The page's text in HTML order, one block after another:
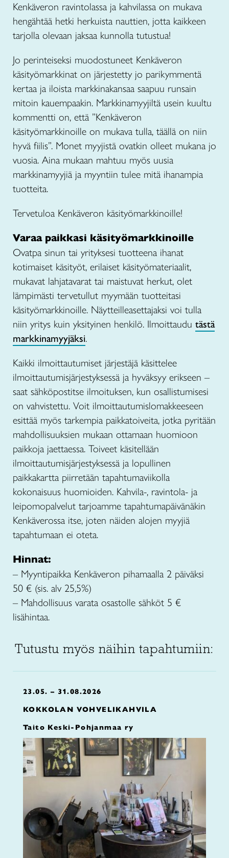
Kenkäveron ravintolassa ja kahvilassa on mukava
hengähtää hetki herkuista nauttien, jotta kaikkeen
tarjolla olevaan jaksaa kunnolla tutustua!
Jo perinteiseksi muodostuneet Kenkäveron
käsityömarkkinat on järjestetty jo parikymmentä
kertaa ja iloista markkinakansaa saapuu runsain
mitoin kauempaakin. Markkinamyyjiltä usein kuultu
kommentti on, että ”Kenkäveron
käsityömarkkinoille on mukava tulla, täällä on niin
hyvä fiilis”. Monet myyjistä ovatkin olleet mukana jo
vuosia. Aina mukaan mahtuu myös uusia
markkinamyyjiä ja myyntiin tulee mitä ihanampia
tuotteita.
Tervetuloa Kenkäveron käsityömarkkinoille!
Varaa paikkasi käsityömarkkinoille
Ovatpa sinun tai yrityksesi tuotteena ihanat
kotimaiset käsityöt, erilaiset käsityömateriaalit,
mukavat lahjatavarat tai maistuvat herkut, olet
lämpimästi tervetullut myymään tuotteitasi
käsityömarkkinoille. Näytteilleasettajaksi voi tulla
niin yritys kuin yksityinen henkilö. Ilmoittaudu tästä
markkinamyyjäksi.
Kaikki ilmoittautumiset järjestäjä käsittelee
ilmoittautumisjärjestyksessä ja hyväksyy erikseen –
saat sähköpostitse ilmoituksen, kun osallistumisesi
on vahvistettu. Voit ilmoittautumislomakkeeseen
esittää myös tarkempia paikkatoiveita, jotka pyritään
mahdollisuuksien mukaan ottamaan huomioon
paikkoja jaettaessa. Toiveet käsitellään
ilmoittautumisjärjestyksessä ja lopullinen
paikkakartta piirretään tapahtumaviikolla
kokonaisuus huomioiden. Kahvila-, ravintola- ja
leipomopalvelut tarjoamme tapahtumapäivänäkin
Kenkäverossa itse, joten näiden alojen myyjiä
tapahtumaan ei oteta.
Hinnat:
– Myyntipaikka Kenkäveron pihamaalla 2 päiväksi
50 € (sis. alv 25,5%)
– Mahdollisuus varata osastolle sähköt 5 €
lisähintaa.
Tutustu myös näihin tapahtumiin:
23.05. – 31.08.2026
KOKKOLAN VOHVELIKAHVILA
Taito Keski-Pohjanmaa ry